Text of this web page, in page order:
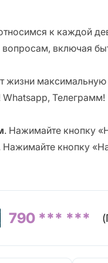
к каждой
включая
жизни
Телеграмм!
. Нажимайте кнопку
Нажимайте кнопку
790 *** *** (